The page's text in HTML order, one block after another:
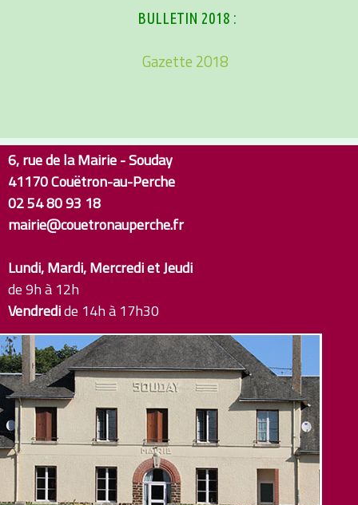
BULLETIN 2018 :
Gazette 2018
6, rue de la Mairie - Souday
41170 Couëtron-au-Perche
02 54 80 93 18
mairie@couetronauperche.fr
Lundi, Mardi, Mercredi et Jeudi
de 9h à 12h
Vendredide 14h à 17h30